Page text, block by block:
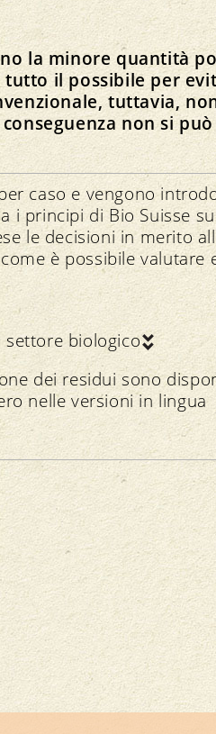
del rischio
degli organismi nocivi
la minore quantità
il possibile per
tuttavia,
non si
caso e vengono
i principi di Bio Suisse
le decisioni in merito
è possibile valutare
biologico
dei residui sono
nelle versioni in lingua